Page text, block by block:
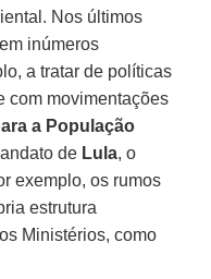
Nos últimos
inúmeros
a tratar de políticas
com movimentações
a População
de Lula, o
exemplo, os rumos
estrutura
Ministérios, como